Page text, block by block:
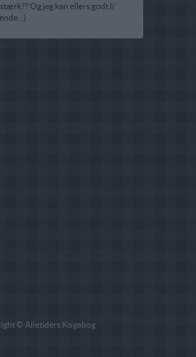
Og jeg kan ellers godt li'
;)
© Alletiders Kogebog